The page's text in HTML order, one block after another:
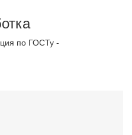
по ГОСТу -